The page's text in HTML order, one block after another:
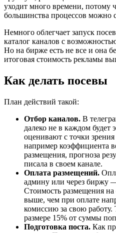
уходит много времени, потому
большинства процессов можно
Немного облегчает запуск
каталог каналов с
Но на бирже есть не все и она
итоговая стоимость рекламы
Как делать посевы
План действий такой:
Отбор каналов. В
далеко не в каждом
оценивают с точки
например коэффициента
размещения, прогноза
писала в своем канале.
Оплата размещений.
админу или через биржу
Стоимость размещения
выше, чем при оплате
комиссию за свою работу.
размере 15% от суммы
Подготовка поста. Как